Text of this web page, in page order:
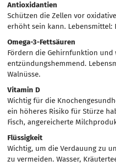
Antioxidantien
Schützen die Zellen vor
erhöht sein kann. Lebensmittel:
Omega-3-Fettsäuren
Fördern die Gehirnfunktion und
entzündungshemmend.
Walnüsse.
Vitamin D
Wichtig für die
ein höheres Risiko für Stürze
Fisch, angereicherte
Flüssigkeit
Wichtig, um die Verdauung zu
zu vermeiden. Wasser,